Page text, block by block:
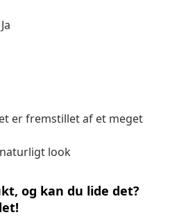
er fremstillet af et meget
look
og kan du lide det?